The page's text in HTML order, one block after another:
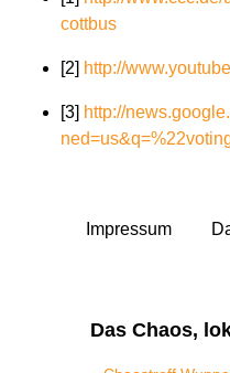
cottbus
[2] http://
[3] http://
Impressum
Das Chaos,